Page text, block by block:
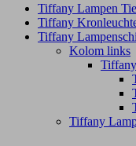
Tiffany Lampen
Tiffany
Tiffany
Kolom links
Tiffany